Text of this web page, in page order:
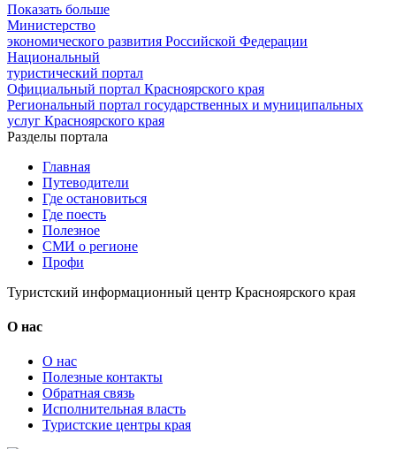
Показать больше
Министерство
экономического развития Российской Федерации
Национальный
туристический портал
Официальный портал Красноярского края
Региональный портал государственных и муниципальных
услуг Красноярского края
Разделы портала
Главная
Путеводители
Где остановиться
Где поесть
Полезное
СМИ о регионе
Профи
Туристский информационный центр Красноярского края
О нас
О нас
Полезные контакты
Обратная связь
Исполнительная власть
Туристские центры края